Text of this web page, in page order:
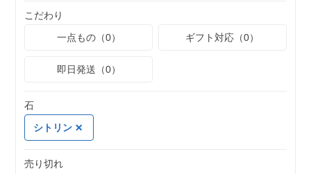
こだわり
一点もの（0）
ギフト対応（0）
即日発送（0）
石
シトリン
売り切れ